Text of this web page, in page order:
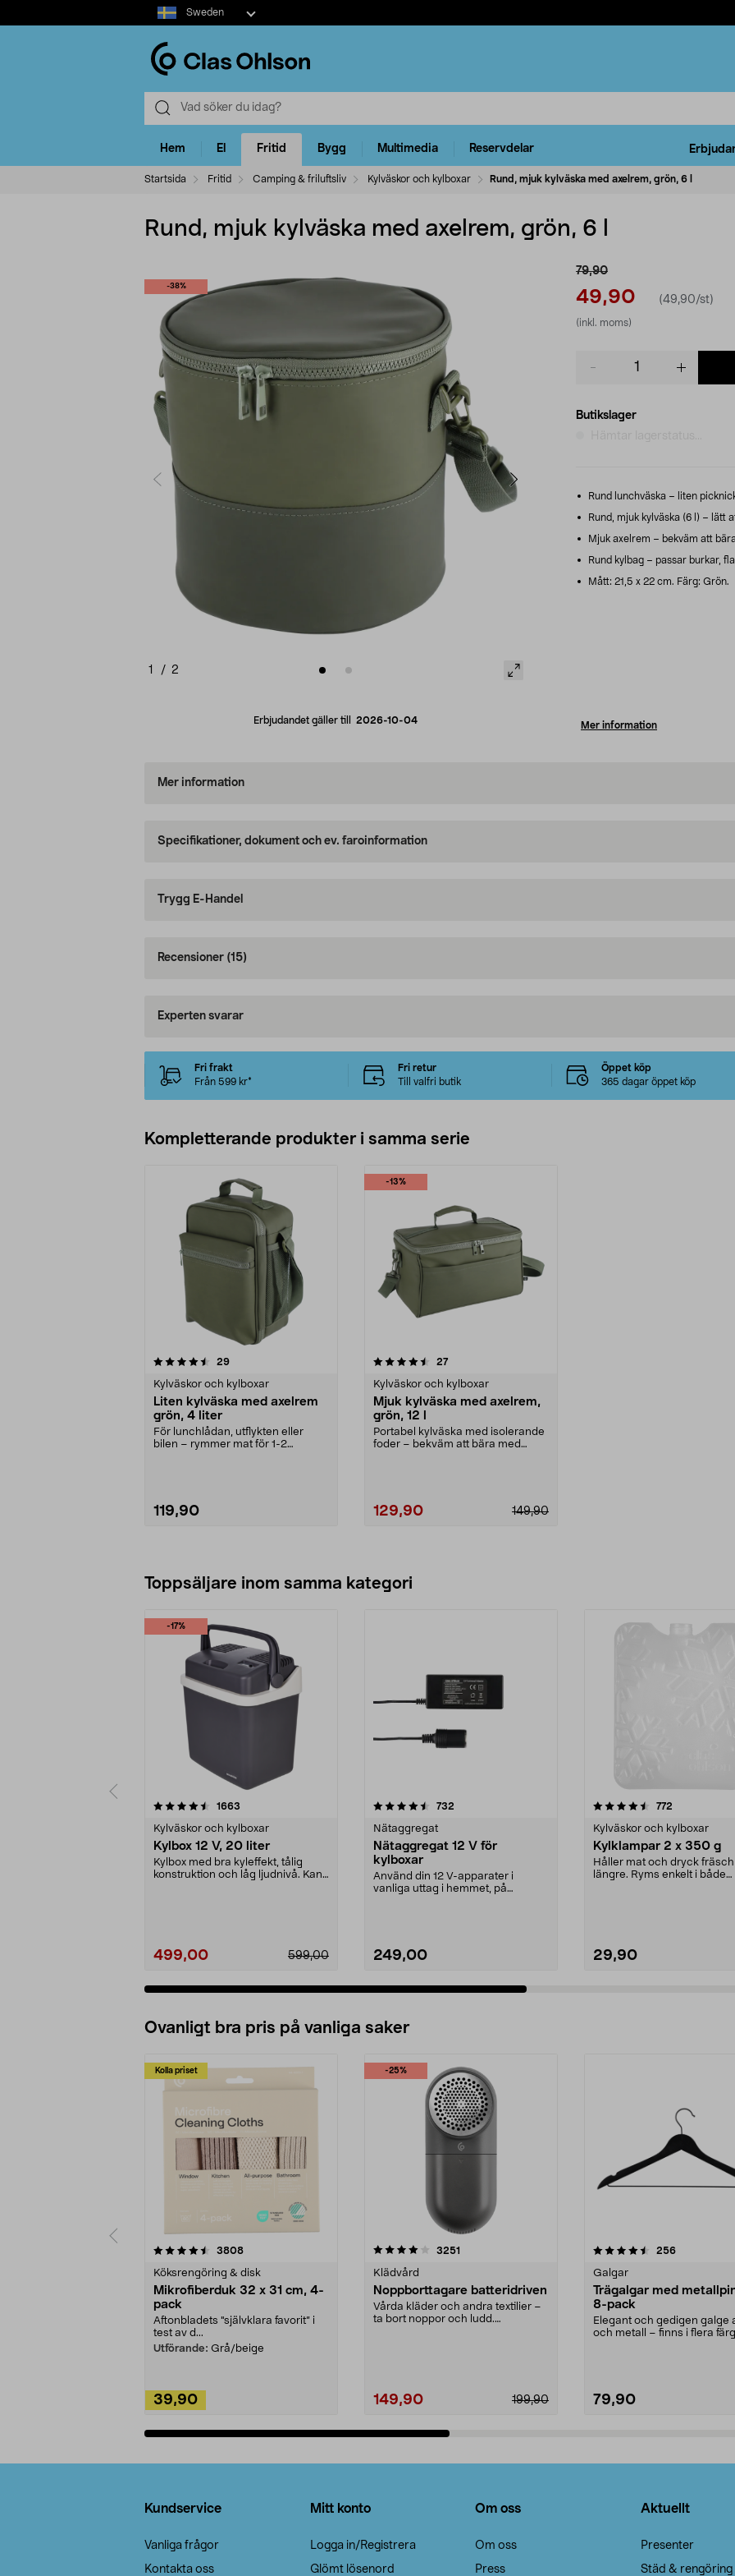
Select
market
Sweden
Hem El Fritid Bygg Multimedia Reservdelar
Startsida Fritid Camping & friluftsliv Kylväskor och kylboxar Rund, mjuk kylväska med axelrem, grön, 6 l
Rund, mjuk kylväska med axelrem, grön, 6 l
-38%
1 / 2
Erbjudandet gäller till 2026-10-04
79,90
49,90 (49,90/st)
(inkl. moms)
Butikslager
Rund lunchväska – liten
Rund, mjuk kylväska (6 l) – lätt
Mjuk axelrem – bekväm att
Rund kylbag – passar burkar,
Mått: 21,5 x 22 cm. Färg: Grön.
Mer information
Mer information
Specifikationer, dokument och ev. faroinformation
Trygg E-Handel
Recensioner (15)
Experten svarar
Fri frakt
Från 599 kr*
Fri retur
Till valfri butik
Öppet köp
365 dagar öppet köp
Kompletterande produkter i samma serie
29recensioner
Kylväskor och kylboxar
Liten kylväska med axelrem
grön, 4 liter
För lunchlådan, utflykten eller
bilen – rymmer mat för 1-2
119,90
-13%
4.5av 5 stjärnor 27recensioner
Kylväskor och kylboxar
Mjuk kylväska med axelrem,
grön, 12 l
Portabel kylväska med isolerande
foder – bekväm att bära med
149,90
129,90
Toppsäljare inom samma kategori
-17%
1663
Kylväskor och kylboxar
Kylbox 12 V, 20 liter
Kylbox med bra kyleffekt, tålig
konstruktion och låg ljudnivå. Kan
499,00 599,00
4.5 av 5 stjärnor 732
Nätaggregat
Nätaggregat 12 V för
kylboxar
Använd din 12 V-apparater i
vanliga uttag i hemmet, på
249,00
4.5 av 5 stjärnor 772
Kylväskor och kylboxar
Kylklampar 2 x 350 g
Håller mat och dryck fräsch
längre. Ryms enkelt i både
29,90
4.5 av 5 stjärnor
Ovanligt bra pris på vanliga saker
Kolla priset
3808recensioner
Köksrengöring & disk
Mikrofiberduk 32 x 31 cm, 4-
pack
Aftonbladets "självklara favorit” i
test av d...
Utförande: Grå/beige
39,90
-25%
4.0av 5 stjärnor 3251
Klädvård
Noppborttagare batteridriven
Vårda kläder och andra textilier –
ta bort noppor och ludd.
199,90
149,90
4.5av 5 stjärnor 256recensioner
Galgar
Trägalgar med
8-pack
Elegant och gedigen galge
och metall – finns i flera
79,90
4.0av 5 stjärnor
Kundservice
Vanliga frågor
Kontakta oss
Mitt konto
Logga in/Registrera
Glömt lösenord
Om oss
Om oss
Press
Aktuellt
Presenter
Städ & rengöring